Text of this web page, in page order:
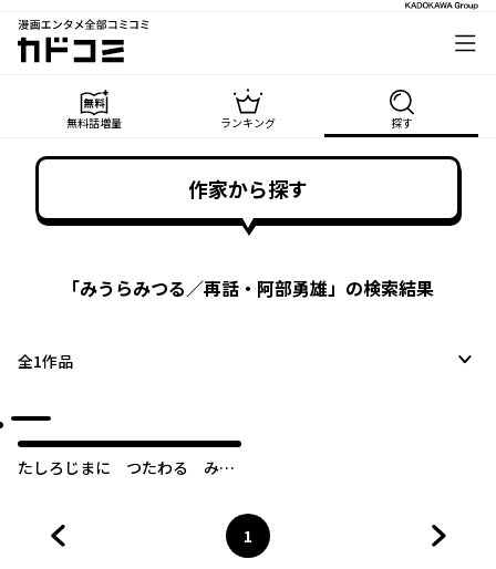
漫画エンタメ全部コミコミ
カドコミ
無料話増量 ランキング 探す
作家から探す
「みうらみつる／再話・阿部勇雄」の検索結果
全1作品
たしろじまに つたわる みん
ページ
1
へ